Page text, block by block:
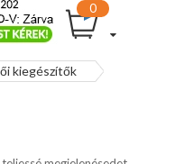
kiegészítők